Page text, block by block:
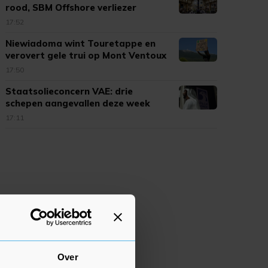
Over
rood, SBM Offshore verliezer
17:52
Niewiadoma wint Touretappe en
verovert gele trui op Mont Ventoux
17:50
Staatsolieconcern VAE: drie
schepen aangevallen deze week
17:11